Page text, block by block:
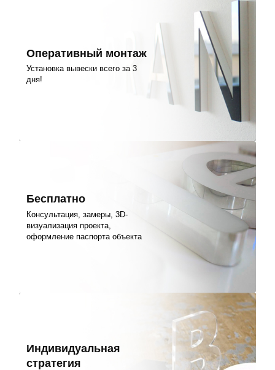
Оперативный монтаж
Установка вывески всего за 3
дня!
Бесплатно
Консультация, замеры, 3D-
визуализация проекта,
оформление паспорта объекта
Индивидуальная
стратегия